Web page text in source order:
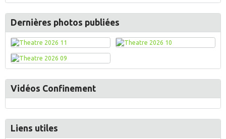
Dernières photos publiées
Vidéos Confinement
Liens utiles